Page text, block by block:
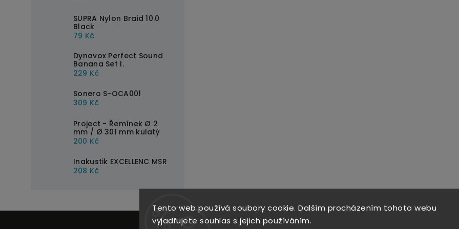
Tento web používá soubory cookie. Dalším procházením tohoto webu
vyjadřujete souhlas s jejich používáním.
SUPRA Nylon Braid 10.0
Black
79 Kč
Dynavox Perfect Sound
Banana Set I.
229 Kč
Sonero S-OCA001
309 Kč
Project - Řemínek Ø 2
mm / Ø 301 mm kulatý
200 Kč
Inakustik EXCELLENC MSR
208 Kč